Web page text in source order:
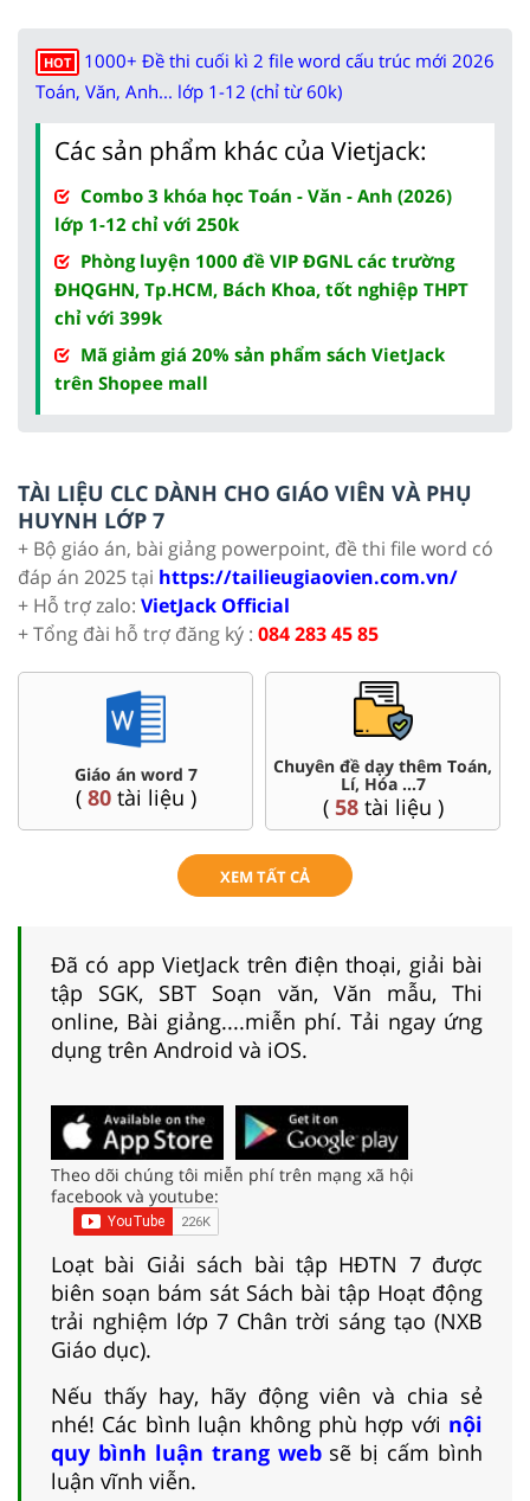
HOT
1000+ Đề thi cuối kì 2 file word cấu trúc mới 2026
Toán, Văn, Anh... lớp 1-12 (chỉ từ 60k)
Các sản phẩm khác của Vietjack:
Combo 3 khóa học Toán - Văn - Anh (2026)
lớp 1-12 chỉ với 250k
Phòng luyện 1000 đề VIP ĐGNL các trường
ĐHQGHN, Tp.HCM, Bách Khoa, tốt nghiệp THPT
chỉ với 399k
Mã giảm giá 20% sản phẩm sách VietJack
trên Shopee mall
TÀI LIỆU CLC DÀNH CHO GIÁO VIÊN VÀ PHỤ
HUYNH LỚP 7
+ Bộ giáo án, bài giảng powerpoint, đề thi file word có
đáp án 2025 tại https://tailieugiaovien.com.vn/
+ Hỗ trợ zalo: VietJack Official
+ Tổng đài hỗ trợ đăng ký : 084 283 45 85
Giáo án word 7
( 80tài liệu )
Chuyên đề dạy thêm Toán,
Lí, Hóa ...7
( 58tài liệu )
XEM TẤT CẢ
Đã có app VietJack trên điện thoại, giải bài
tập SGK, SBT Soạn văn, Văn mẫu, Thi
online, Bài giảng....miễn phí. Tải ngay ứng
dụng trên Android và iOS.
Theo dõi chúng tôi miễn phí trên mạng xã hội
facebook và youtube:
Loạt bài Giải sách bài tập HĐTN 7 được
biên soạn bám sát Sách bài tập Hoạt động
trải nghiệm lớp 7 Chân trời sáng tạo (NXB
Giáo dục).
Nếu thấy hay, hãy động viên và chia sẻ
nhé! Các bình luận không phù hợp với nội
quy bình luận trang websẽ bị cấm bình
luận vĩnh viễn.